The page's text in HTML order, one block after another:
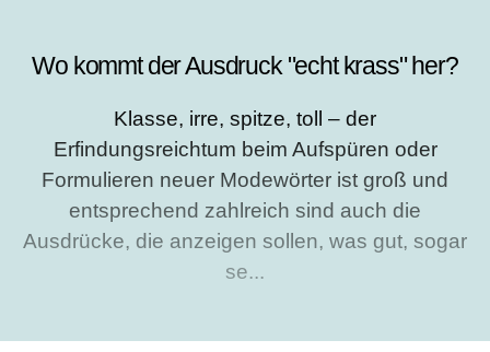
Wo kommt der Ausdruck "echt krass" her?
Klasse, irre, spitze, toll – der
Erfindungsreichtum beim Aufspüren oder
Formulieren neuer Modewörter ist groß und
entsprechend zahlreich sind auch die
Ausdrücke, die anzeigen sollen, was gut, sogar
se...